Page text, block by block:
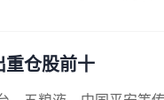
仓股前十